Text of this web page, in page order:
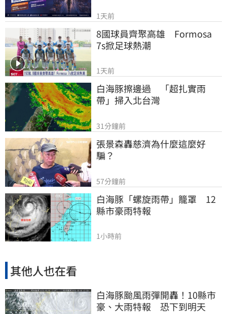
1天前
8國球員齊聚高雄　Formosa
7s掀足球熱潮
1天前
白海豚擦邊過　「超扎實雨
帶」掃入北台灣
31分鐘前
張景森轟慈濟為什麼這麼好
騙？
57分鐘前
白海豚「螺旋雨帶」籠罩　12
縣市豪雨特報
1小時前
其他人也在看
白海豚颱風雨彈開轟！10縣市
豪、大雨特報 恐下到明天